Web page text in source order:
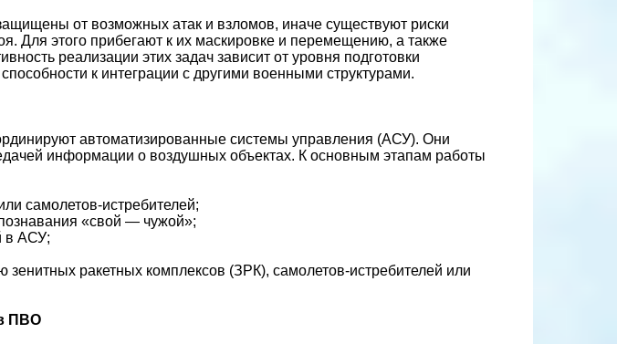
от возможных атак и взломов, иначе существуют риски
Для этого прибегают к их маскировке и перемещению, а также
реализации этих задач зависит от уровня подготовки
к интеграции с другими военными структурами.
автоматизированные системы управления (АСУ). Они
информации о воздушных объектах. К основным этапам работы
самолетов-истребителей;
«свой — чужой»;
в АСУ;
ракетных комплексов (ЗРК), самолетов-истребителей или
ПВО